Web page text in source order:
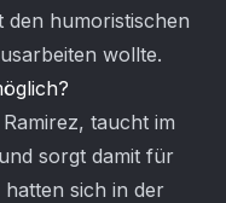
den humoristischen
wollte.
taucht im
sorgt damit für
sich in der